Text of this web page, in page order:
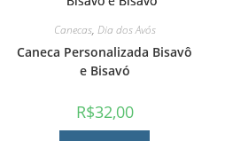
Canecas, Dia dos Avós
Caneca Personalizada Bisavô
e Bisavó
R$32,00